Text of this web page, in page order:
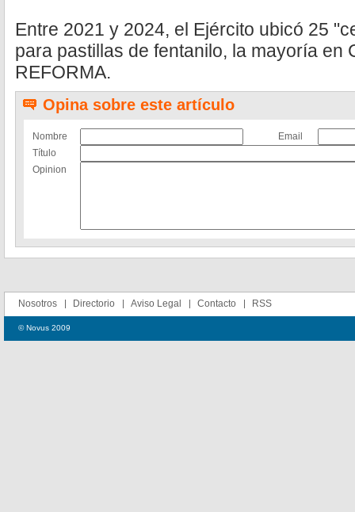
Entre 2021 y 2024, el Ejército ubicó 25
para pastillas de fentanilo, la mayoría en
REFORMA.
Opina sobre este artículo
Nombre
Email
Título
Opinion
Nosotros Directorio Aviso Legal Contacto RSS
© Novus 2009